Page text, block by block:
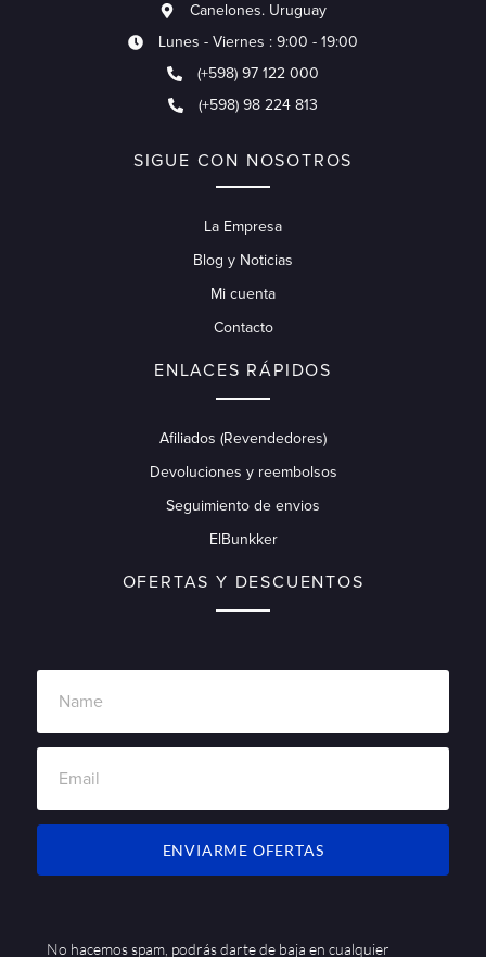
Canelones. Uruguay
Lunes - Viernes : 9:00 - 19:00
(+598) 97 122 000
(+598) 98 224 813
SIGUE CON NOSOTROS
La Empresa
Blog y Noticias
Mi cuenta
Contacto
ENLACES RÁPIDOS
Afiliados (Revendedores)
Devoluciones y reembolsos
Seguimiento de envios
ElBunkker
OFERTAS Y DESCUENTOS
ENVIARME OFERTAS
No hacemos spam, podrás darte de baja en cualquier